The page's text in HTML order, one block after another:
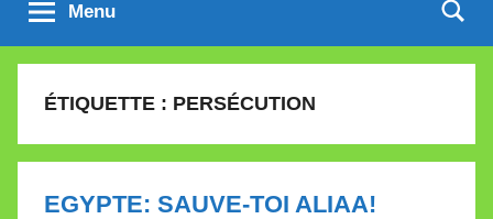
Menu
ÉTIQUETTE : PERSÉCUTION
EGYPTE: SAUVE-TOI ALIAA!